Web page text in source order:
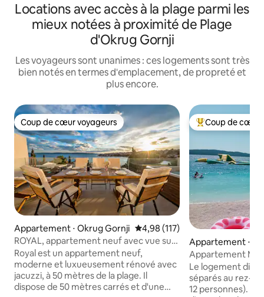
Locations avec accès à la plage parmi les
mieux notées à proximité de Plage
d'Okrug Gornji
Les voyageurs sont unanimes : ces logements sont très
bien notés en termes d'emplacement, de propreté et
plus encore.
Coup de cœur voyageurs
Coup de cœur voyageurs
Appartement ⋅ Okrug Gornji Évaluation moyenne sur la
4,98 (117)
ROYAL, appartement neuf avec vue sur
la mer et jacuzzi
Royal est un appartement neuf,
moderne et luxueusement rénové avec
jacuzzi, à 50 mètres de la plage. Il
dispose de 50 mètres carrés et d'une
Coups de cœur
Coup de cœur
Appartement ⋅
Appartement
Le logement
séparés au rez-
12 personnes). 1.